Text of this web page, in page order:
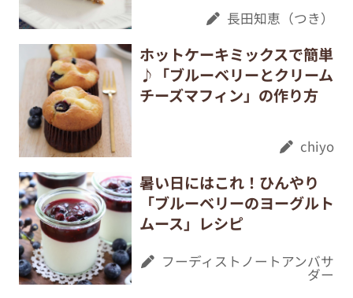
長田知恵（つき）
ホットケーキミックスで簡単
♪「ブルーベリーとクリーム
チーズマフィン」の作り方
chiyo
暑い日にはこれ！ひんやり
「ブルーベリーのヨーグルト
ムース」レシピ
フーディストノートアンバサ
ダー